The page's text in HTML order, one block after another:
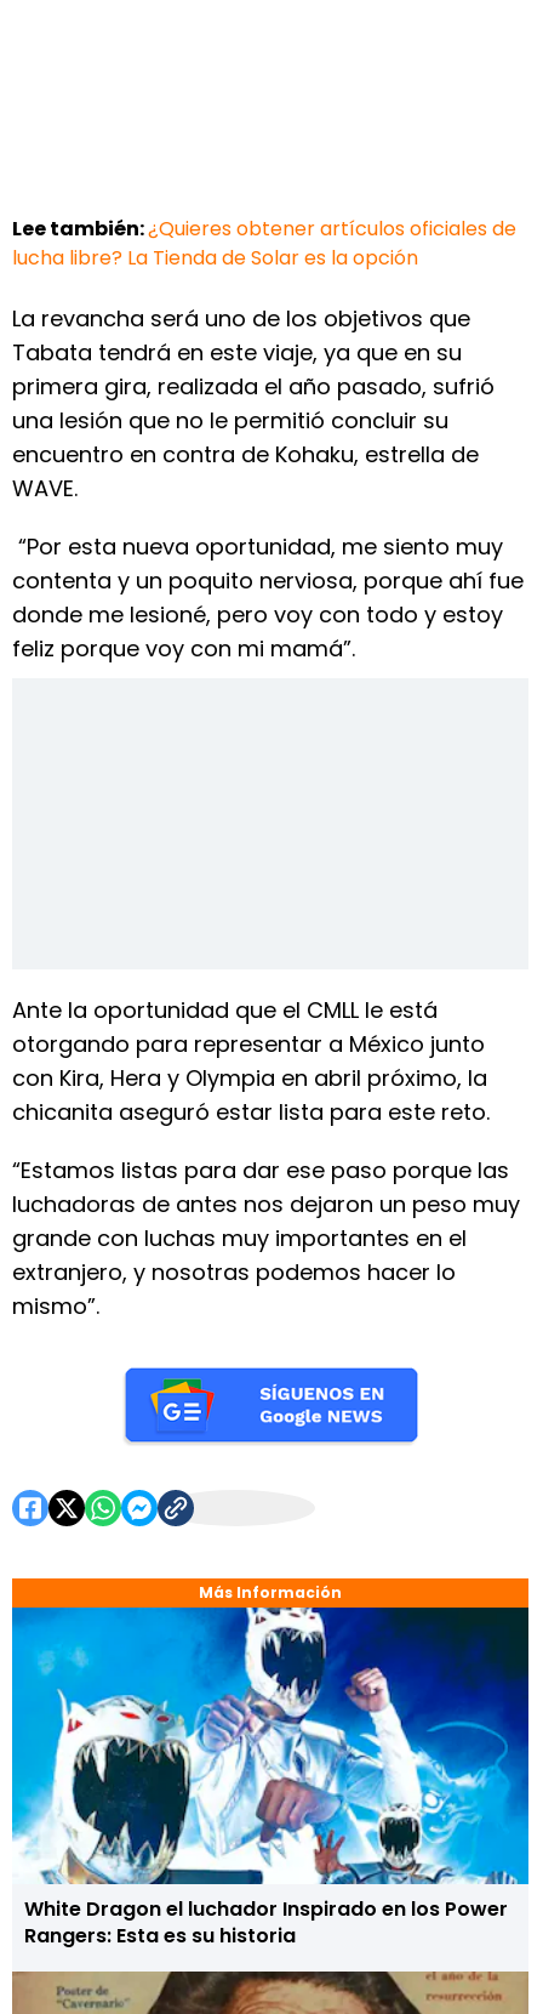
Más Información
White Dragon el luchador Inspirado en los Power
Rangers: Esta es su historia
Lee también:¿Quieres obtener artículos oficiales de
lucha libre? La Tienda de Solar es la opción
La revancha será uno de los objetivos que
Tabata tendrá en este viaje, ya que en su
primera gira, realizada el año pasado, sufrió
una lesión que no le permitió concluir su
encuentro en contra de Kohaku, estrella de
WAVE.
“Por esta nueva oportunidad, me siento muy
contenta y un poquito nerviosa, porque ahí fue
donde me lesioné, pero voy con todo y estoy
feliz porque voy con mi mamá”.
Ante la oportunidad que el CMLL le está
otorgando para representar a México junto
con Kira, Hera y Olympia en abril próximo, la
chicanita aseguró estar lista para este reto.
“Estamos listas para dar ese paso porque las
luchadoras de antes nos dejaron un peso muy
grande con luchas muy importantes en el
extranjero, y nosotras podemos hacer lo
mismo”.